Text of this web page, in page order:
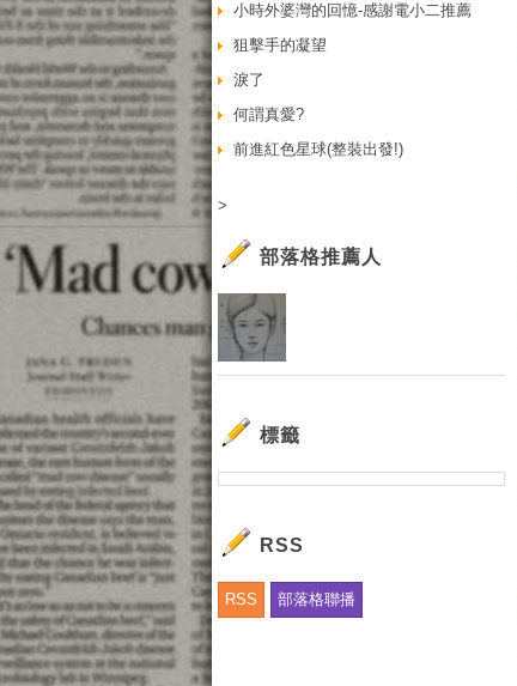
小時外婆灣的回憶-感謝電小二推薦
狙擊手的凝望
淚了
何謂真愛?
前進紅色星球(整裝出發!)
>
部落格推薦人
標籤
RSS
RSS 部落格聯播